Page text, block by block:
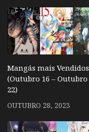
Mangás mais Vendidos
(Outubro 16 – Outubro
22)
OUTUBRO 28, 2023